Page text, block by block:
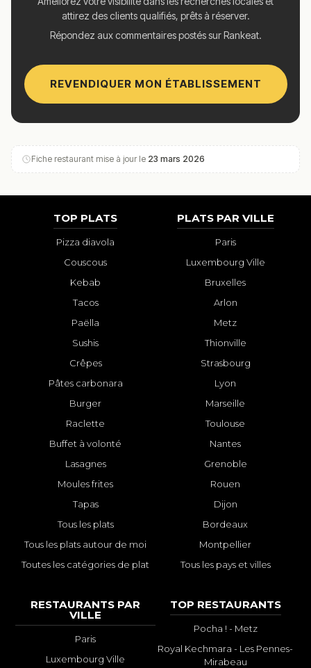
attirez des clients qualifiés, prêts à réserver.
Répondez aux commentaires postés sur Rankeat.
REVENDIQUER MON ÉTABLISSEMENT
Fiche restaurant mise à jour le 23 mars 2026
TOP PLATS
Pizza diavola
Couscous
Kebab
Tacos
Paëlla
Sushis
Crêpes
Pâtes carbonara
Burger
Raclette
Buffet à volonté
Lasagnes
Moules frites
Tapas
Tous les plats
Tous les plats autour de moi
Toutes les catégories de plat
PLATS PAR VILLE
Paris
Luxembourg Ville
Bruxelles
Arlon
Metz
Thionville
Strasbourg
Lyon
Marseille
Toulouse
Nantes
Grenoble
Rouen
Dijon
Bordeaux
Montpellier
Tous les pays et villes
RESTAURANTS PAR
VILLE
Paris
Luxembourg Ville
TOP RESTAURANTS
Pocha ! - Metz
Royal Kechmara - Les Pennes-
Mirabeau